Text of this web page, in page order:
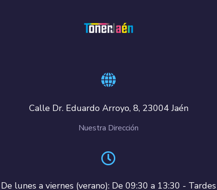
Calle Dr. Eduardo Arroyo, 8, 23004 Jaén
Nuestra Dirección
De lunes a viernes (verano): De 09:30 a 13:30 - Tardes